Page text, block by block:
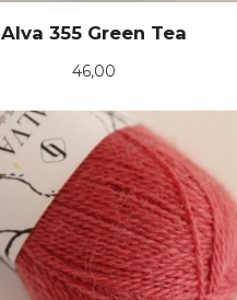
Alva 355 Green Tea
Pris
46,00